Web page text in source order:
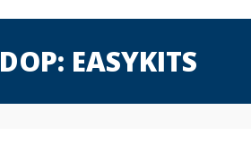
DOP: EASYKITS